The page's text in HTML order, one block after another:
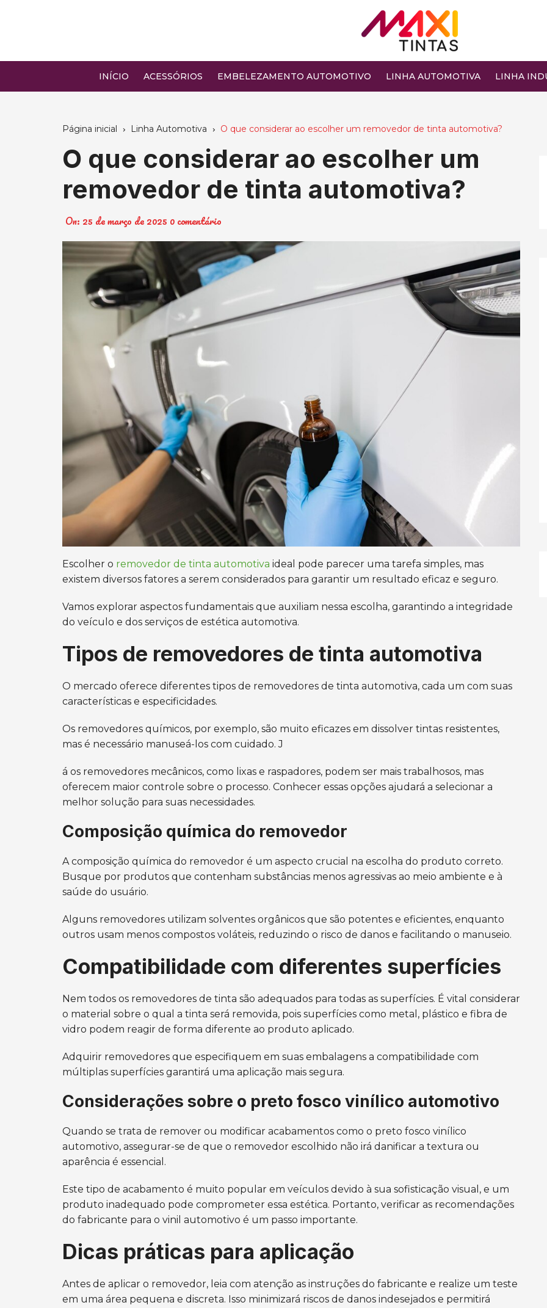
INÍCIO ACESSÓRIOS EMBELEZAMENTO AUTOMOTIVO LINHA AUTOMOTIVA LINHA
Página inicial Linha Automotiva O que considerar ao escolher um removedor de tinta automotiva?
O que considerar ao escolher um
removedor de tinta automotiva?
On: 25 de março de 2025 0 comentário
Escolher o removedor de tinta automotiva ideal pode parecer uma tarefa simples, mas
existem diversos fatores a serem considerados para garantir um resultado eficaz e seguro.
Vamos explorar aspectos fundamentais que auxiliam nessa escolha, garantindo a integridade
do veículo e dos serviços de estética automotiva.
Tipos de removedores de tinta automotiva
O mercado oferece diferentes tipos de removedores de tinta automotiva, cada um com suas
características e especificidades.
Os removedores químicos, por exemplo, são muito eficazes em dissolver tintas resistentes,
mas é necessário manuseá-los com cuidado. J
á os removedores mecânicos, como lixas e raspadores, podem ser mais trabalhosos, mas
oferecem maior controle sobre o processo. Conhecer essas opções ajudará a selecionar a
melhor solução para suas necessidades.
Composição química do removedor
A composição química do removedor é um aspecto crucial na escolha do produto correto.
Busque por produtos que contenham substâncias menos agressivas ao meio ambiente e à
saúde do usuário.
Alguns removedores utilizam solventes orgânicos que são potentes e eficientes, enquanto
outros usam menos compostos voláteis, reduzindo o risco de danos e facilitando o manuseio.
Compatibilidade com diferentes superfícies
Nem todos os removedores de tinta são adequados para todas as superfícies. É vital considerar
o material sobre o qual a tinta será removida, pois superfícies como metal, plástico e fibra de
vidro podem reagir de forma diferente ao produto aplicado.
Adquirir removedores que especifiquem em suas embalagens a compatibilidade com
múltiplas superfícies garantirá uma aplicação mais segura.
Considerações sobre o preto fosco vinílico automotivo
Quando se trata de remover ou modificar acabamentos como o preto fosco vinílico
automotivo, assegurar-se de que o removedor escolhido não irá danificar a textura ou
aparência é essencial.
Este tipo de acabamento é muito popular em veículos devido à sua sofisticação visual, e um
produto inadequado pode comprometer essa estética. Portanto, verificar as recomendações
do fabricante para o vinil automotivo é um passo importante.
Dicas práticas para aplicação
Antes de aplicar o removedor, leia com atenção as instruções do fabricante e realize um teste
em uma área pequena e discreta. Isso minimizará riscos de danos indesejados e permitirá